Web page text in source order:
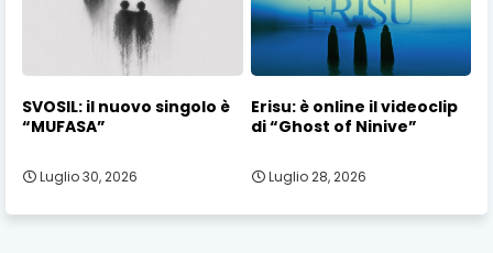
SVOSIL: il nuovo singolo è
“MUFASA”
Luglio 30, 2026
Erisu: è online il videoclip
di “Ghost of Ninive”
Luglio 28, 2026